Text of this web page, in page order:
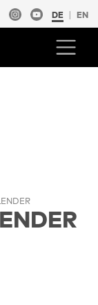
DE EN